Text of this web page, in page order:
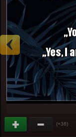
(+36)